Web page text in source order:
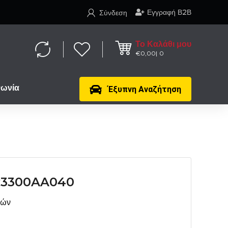
Εγγραφή Β2Β
Σύνδεση
Το Καλάθι μου
€0,00 0
Έξυπνη Αναζήτηση